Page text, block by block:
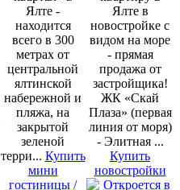
Ялте -
находится
всего в 300
метрах от
центральной
ялтинской
набережной и
пляжа, на
закрытой
зеленой
терри... Купить
мини
гостиницы /
Ялте в
новостройке с
видом на море
- прямая
продажа от
застройщика!
ЖК «Скай
Плаза» (первая
линия от моря)
- Элитная ...
Купить
новостройки